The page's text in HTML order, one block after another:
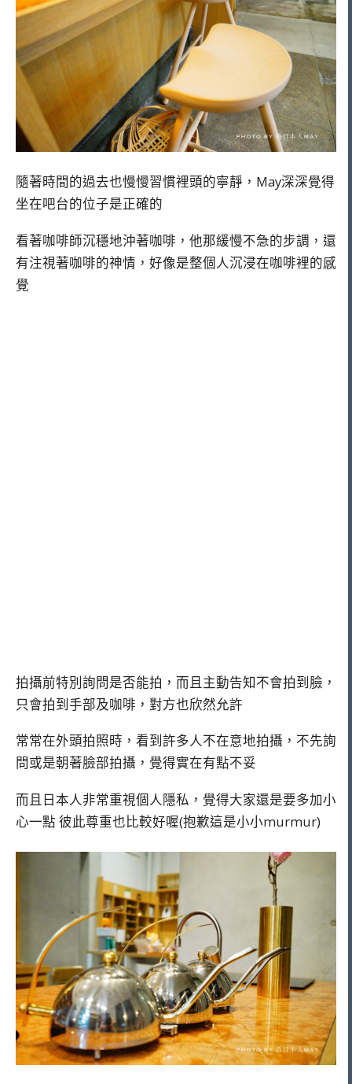
隨著時間的過去也慢慢習慣裡頭的寧靜，May深深覺得
坐在吧台的位子是正確的
看著咖啡師沉穩地沖著咖啡，他那緩慢不急的步調，還
有注視著咖啡的神情，好像是整個人沉浸在咖啡裡的感
覺
拍攝前特別詢問是否能拍，而且主動告知不會拍到臉，
只會拍到手部及咖啡，對方也欣然允許
常常在外頭拍照時，看到許多人不在意地拍攝，不先詢
問或是朝著臉部拍攝，覺得實在有點不妥
而且日本人非常重視個人隱私，覺得大家還是要多加小
心一點 彼此尊重也比較好喔(抱歉這是小小murmur)